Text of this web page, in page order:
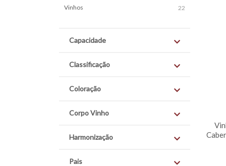
Vinhos 22
Capacidade
Classificação
Coloração
Corpo Vinho
Harmonização
Pais